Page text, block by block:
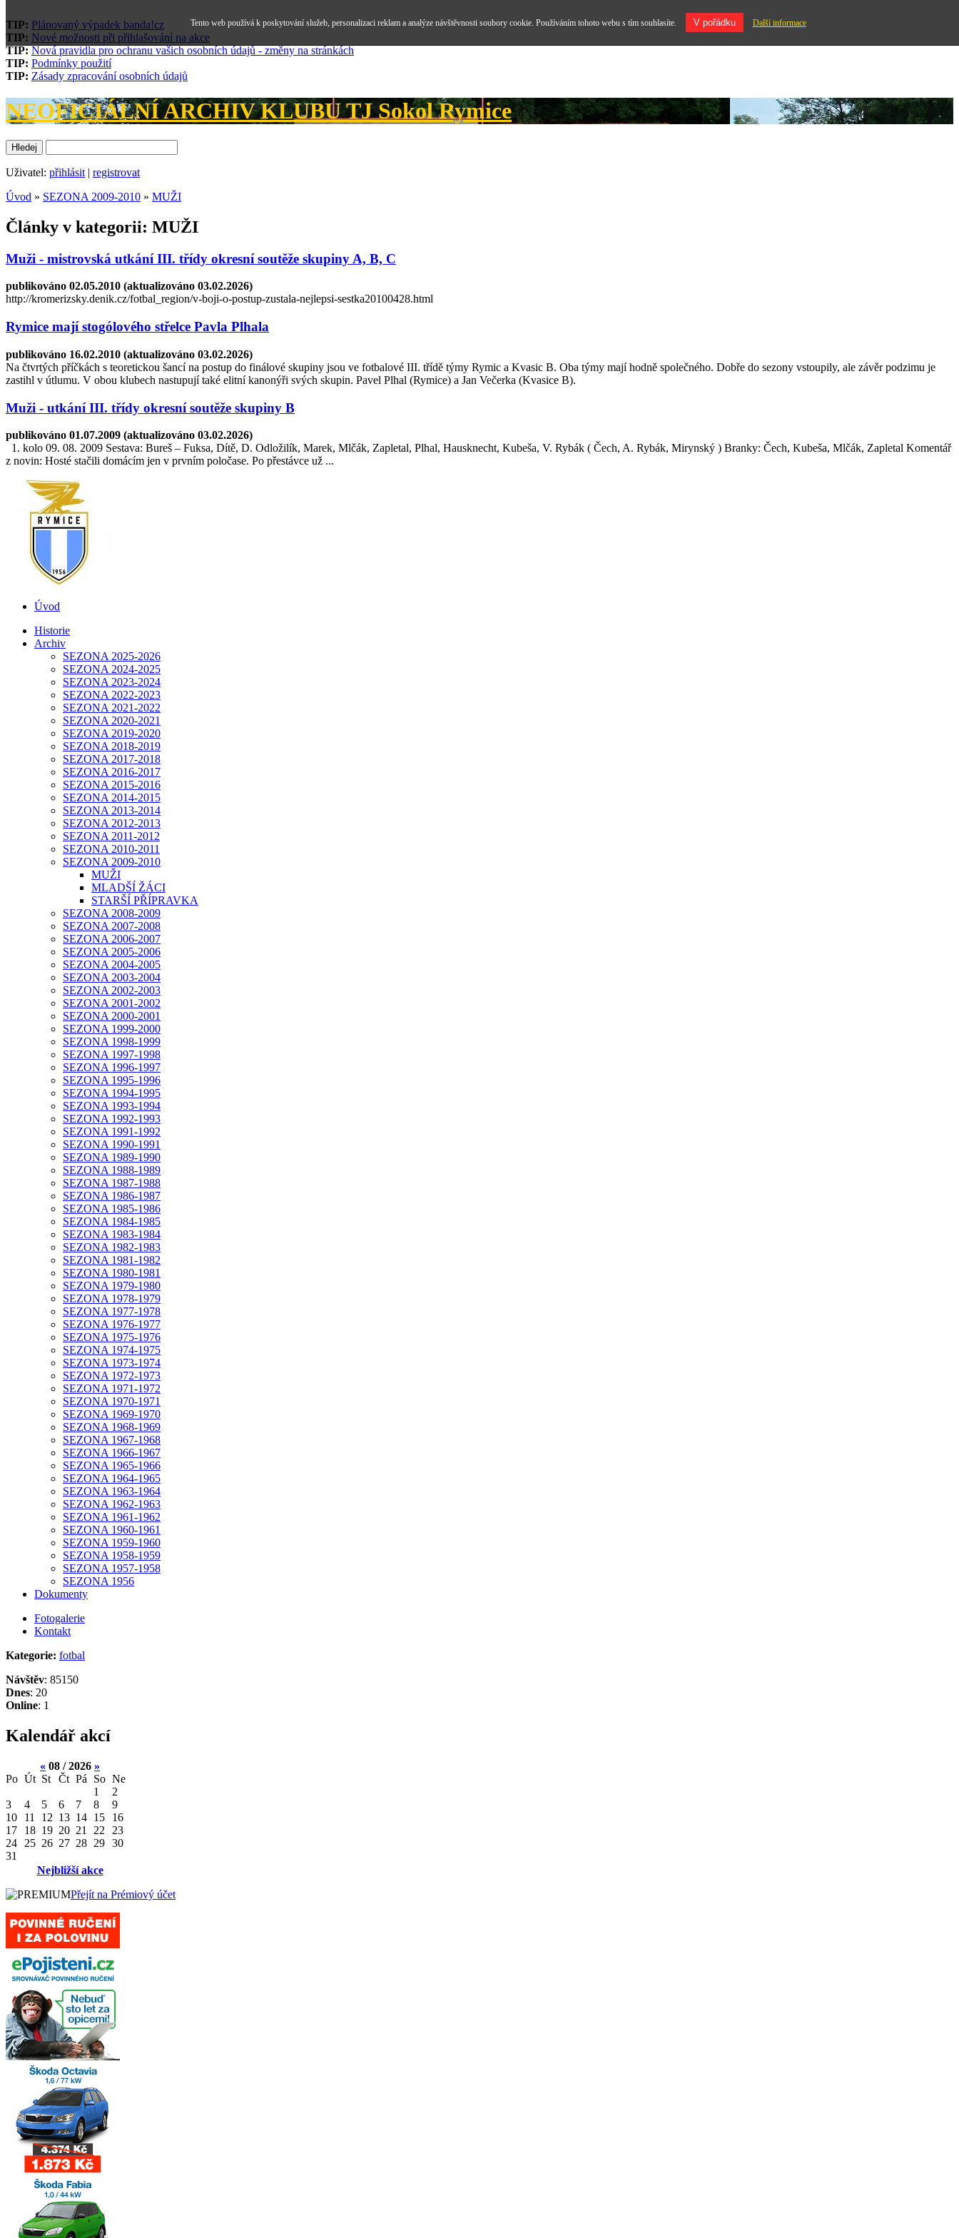
TIP: Plánovaný výpadek banda!cz
TIP: Nové možnosti při přihlašování na akce
TIP: Nová pravidla pro ochranu vašich osobních údajů - změny na stránkách
TIP: Podmínky použití
TIP: Zásady zpracování osobních údajů
NEOFICIÁLNÍ ARCHIV KLUBU TJ Sokol Rymice
Uživatel: přihlásit | registrovat
Úvod » SEZONA 2009-2010 » MUŽI
Články v kategorii: MUŽI
Muži - mistrovská utkání III. třídy okresní soutěže skupiny A, B, C
publikováno 02.05.2010 (aktualizováno 03.02.2026)
http://kromerizsky.denik.cz/fotbal_region/v-boji-o-postup-zustala-nejlepsi-sestka20100428.html
Rymice mají stogólového střelce Pavla Plhala
publikováno 16.02.2010 (aktualizováno 03.02.2026)
Na čtvrtých příčkách s teoretickou šancí na postup do finálové skupiny jsou ve fotbalové III. třídě týmy Rymic a Kvasic B. Oba týmy mají hodně společného. Dobře do sezony vstoupily, ale závěr podzimu je
zastihl v útlumu. V obou klubech nastupují také elitní kanonýři svých skupin. Pavel Plhal (Rymice) a Jan Večerka (Kvasice B).
Muži - utkání III. třídy okresní soutěže skupiny B
publikováno 01.07.2009 (aktualizováno 03.02.2026)
1. kolo 09. 08. 2009 Sestava: Bureš – Fuksa, Dítě, D. Odložilík, Marek, Mlčák, Zapletal, Plhal, Hausknecht, Kubeša, V. Rybák ( Čech, A. Rybák, Mirynský ) Branky: Čech, Kubeša, Mlčák, Zapletal Komentář
z novin: Hosté stačili domácím jen v prvním poločase. Po přestávce už ...
Úvod
Historie
Archiv
SEZONA 2025-2026
SEZONA 2024-2025
SEZONA 2023-2024
SEZONA 2022-2023
SEZONA 2021-2022
SEZONA 2020-2021
SEZONA 2019-2020
SEZONA 2018-2019
SEZONA 2017-2018
SEZONA 2016-2017
SEZONA 2015-2016
SEZONA 2014-2015
SEZONA 2013-2014
SEZONA 2012-2013
SEZONA 2011-2012
SEZONA 2010-2011
SEZONA 2009-2010
MUŽI
MLADŠÍ ŽÁCI
STARŠÍ PŘÍPRAVKA
SEZONA 2008-2009
SEZONA 2007-2008
SEZONA 2006-2007
SEZONA 2005-2006
SEZONA 2004-2005
SEZONA 2003-2004
SEZONA 2002-2003
SEZONA 2001-2002
SEZONA 2000-2001
SEZONA 1999-2000
SEZONA 1998-1999
SEZONA 1997-1998
SEZONA 1996-1997
SEZONA 1995-1996
SEZONA 1994-1995
SEZONA 1993-1994
SEZONA 1992-1993
SEZONA 1991-1992
SEZONA 1990-1991
SEZONA 1989-1990
SEZONA 1988-1989
SEZONA 1987-1988
SEZONA 1986-1987
SEZONA 1985-1986
SEZONA 1984-1985
SEZONA 1983-1984
SEZONA 1982-1983
SEZONA 1981-1982
SEZONA 1980-1981
SEZONA 1979-1980
SEZONA 1978-1979
SEZONA 1977-1978
SEZONA 1976-1977
SEZONA 1975-1976
SEZONA 1974-1975
SEZONA 1973-1974
SEZONA 1972-1973
SEZONA 1971-1972
SEZONA 1970-1971
SEZONA 1969-1970
SEZONA 1968-1969
SEZONA 1967-1968
SEZONA 1966-1967
SEZONA 1965-1966
SEZONA 1964-1965
SEZONA 1963-1964
SEZONA 1962-1963
SEZONA 1961-1962
SEZONA 1960-1961
SEZONA 1959-1960
SEZONA 1958-1959
SEZONA 1957-1958
SEZONA 1956
Dokumenty
Fotogalerie
Kontakt
Kategorie: fotbal
Návštěv: 85150
Dnes: 20
Online: 1
Kalendář akcí
« 08 / 2026 »
Po Út St Čt Pá So Ne
1
2
3
4 5 6 7 8
9
10
11 12 13 14 15
16
17
18 19 20 21 22
23
24
25 26 27 28 29 30
31
Nejbližší akce
Přejít na Prémiový účet
Tento web používá k poskytování služeb, personalizaci reklam a analýze návštěvnosti soubory cookie. Používáním tohoto webu s tím souhlasíte. V pořádku Další informace